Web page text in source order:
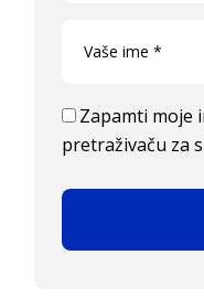
Zapamti moje
pretraživaču za